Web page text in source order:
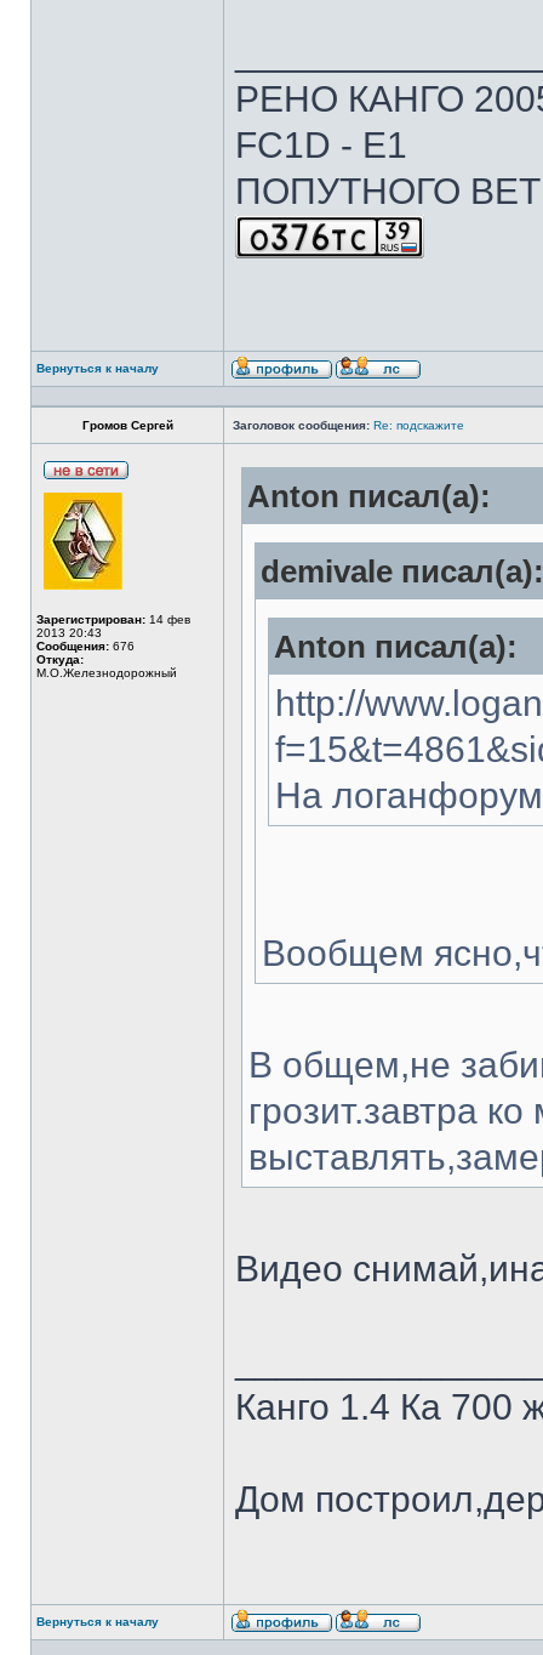
РЕНО КАНГО
FC1D - E1
ПОПУТНОГО
Вернуться к началу
Громов Сергей Заголовок сообщения: Re: подскажите
Зарегистрирован: 14 фев
2013 20:43
Сообщения: 676
Откуда:
М.О.Железнодорожный
Anton писал(а):
demivale писал(а):
Anton писал(а):
http://
На
Вообщем
В общем,не
грозит.завтра
Видео
Канго 1.4 Ка 700
Дом
Вернуться к началу